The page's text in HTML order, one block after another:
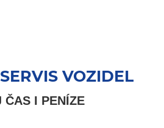
VOZIDEL
ČAS I PENÍZE